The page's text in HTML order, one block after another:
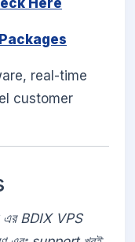
real-time
customer
এর BDIX VPS